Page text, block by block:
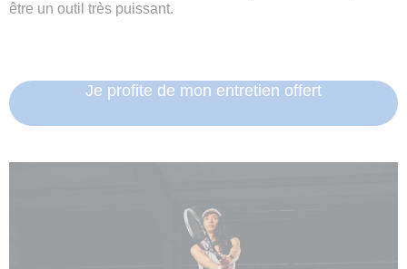
être un outil très puissant.
Je profite de mon entretien offert